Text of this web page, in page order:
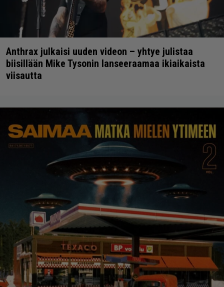
Anthrax julkaisi uuden videon – yhtye julistaa
biisillään Mike Tysonin lanseeraamaa ikiaikaista
viisautta